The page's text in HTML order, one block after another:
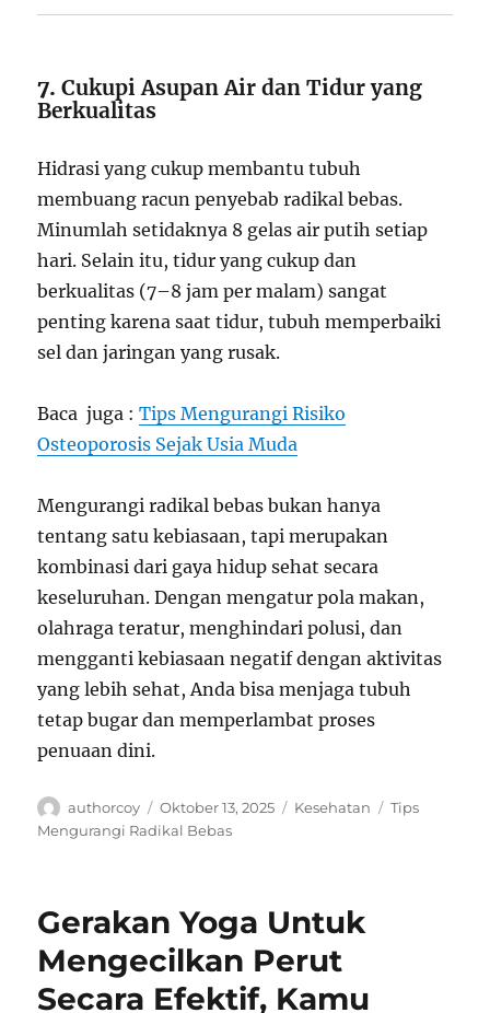
7.Cukupi Asupan Air dan Tidur yang
Berkualitas
Hidrasi yang cukup membantu tubuh
membuang racun penyebab radikal bebas.
Minumlah setidaknya 8 gelas air putih setiap
hari. Selain itu, tidur yang cukup dan
berkualitas (7–8 jam per malam) sangat
penting karena saat tidur, tubuh memperbaiki
sel dan jaringan yang rusak.
Baca juga :Tips Mengurangi Risiko
Osteoporosis Sejak Usia Muda
Mengurangi radikal bebas bukan hanya
tentang satu kebiasaan, tapi merupakan
kombinasi dari gaya hidup sehat secara
keseluruhan. Dengan mengatur pola makan,
olahraga teratur, menghindari polusi, dan
mengganti kebiasaan negatif dengan aktivitas
yang lebih sehat, Anda bisa menjaga tubuh
tetap bugar dan memperlambat proses
penuaan dini.
Author
authorcoy
Posted
on
Oktober 13, 2025 Categories
Kesehatan Tags
Tips
Mengurangi Radikal Bebas
Gerakan Yoga Untuk
Mengecilkan Perut
Secara Efektif, Kamu